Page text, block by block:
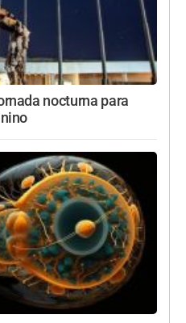
nocturna para